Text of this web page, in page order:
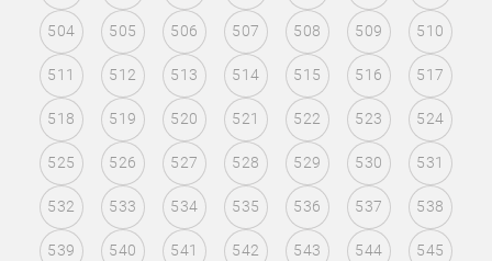
504 505 506 507 508 509 510
511 512 513 514 515 516 517
518 519 520 521 522 523 524
525 526 527 528 529 530 531
532 533 534 535 536 537 538
539 540 541 542 543 544 545